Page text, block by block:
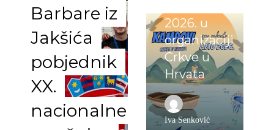
Barbare iz
Jakšića
pobjednik
XX.
nacionalne
2026. u
organizaciji
Crkve u
Hrvata
Iva Senković
SHKM
SHKM 2026.
VIJESTI
Objavljen
video s